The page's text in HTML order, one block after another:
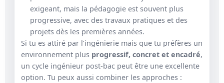
exigeant, mais la pédagogie est souvent plus
progressive, avec des travaux pratiques et des
projets dès les premières années.
Si tu es attiré par l’ingénierie mais que tu préfères un
environnement plus progressif, concret et encadré,
un cycle ingénieur post-bac peut être une excellente
option. Tu peux aussi combiner les approches :